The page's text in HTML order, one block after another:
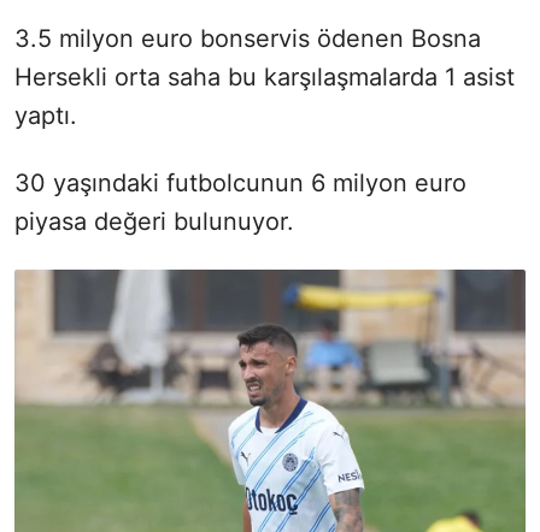
3.5 milyon euro bonservis ödenen Bosna
Hersekli orta saha bu karşılaşmalarda 1 asist
yaptı.
30 yaşındaki futbolcunun 6 milyon euro
piyasa değeri bulunuyor.